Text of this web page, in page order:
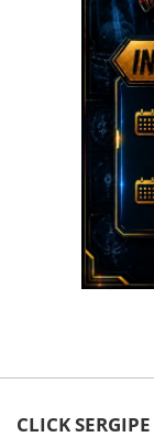
CLICK SERGIPE